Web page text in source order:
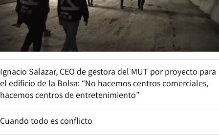
Ignacio Salazar, CEO de gestora del MUT por proyecto para
el edificio de la Bolsa: “No hacemos centros comerciales,
hacemos centros de entretenimiento”
Cuando todo es conflicto